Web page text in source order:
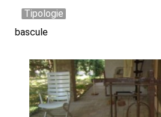
Tipologie
bascule